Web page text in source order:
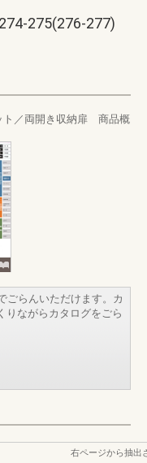
275(276-277)
ト／両開き収納扉 商品概
ごらんいただけます。カ
りながらカタログをごら
右ページから抽出